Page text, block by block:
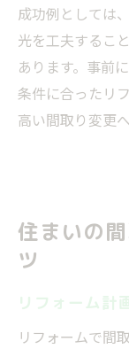
成功例としては
光を工夫するこ
あります。事前
条件に合ったリ
高い間取り変更
住まいの
ツ
リフォーム計
リフォームで間